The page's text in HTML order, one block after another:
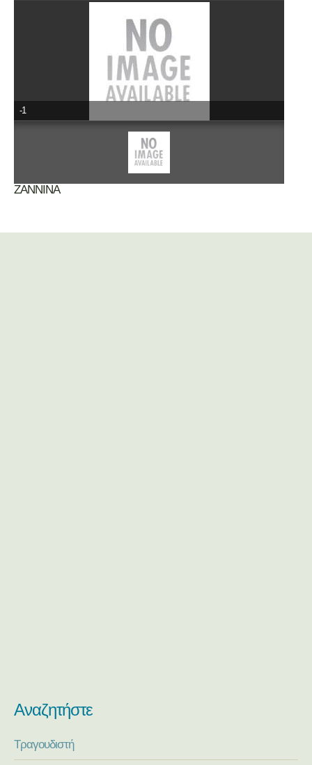
-1
ΖΑΝΝΙΝΑ
Αναζητήστε
Τραγουδιστή